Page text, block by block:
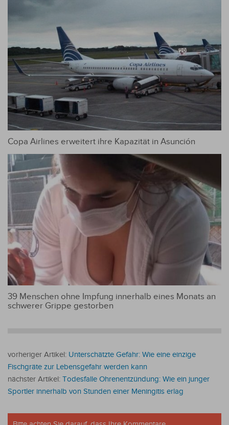
Copa Airlines erweitert ihre Kapazität in Asunción
39 Menschen ohne Impfung innerhalb eines Monats an
schwerer Grippe gestorben
vorheriger Artikel: Unterschätzte Gefahr: Wie eine einzige
Fischgräte zur Lebensgefahr werden kann
nächster Artikel: Todesfalle Ohrenentzündung: Wie ein junger
Sportler innerhalb von Stunden einer Meningitis erlag